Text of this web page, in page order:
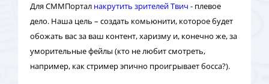
Для СММПортал накрутить зрителей Твич - плевое
дело. Наша цель – создать комьюнити, которое будет
обожать вас за ваш контент, харизму и, конечно же, за
уморительные фейлы (кто не любит смотреть,
например, как стример эпично проигрывает босса?).